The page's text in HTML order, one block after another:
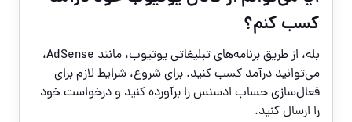
کسب کنم؟
بله، از طریق برنامه‌های تبلیغاتی یوتیوب، مانند AdSense،
می‌توانید درآمد کسب کنید. برای شروع، شرایط لازم برای
فعال‌سازی حساب ادسنس را برآورده کنید و درخواست خود
را ارسال کنید.